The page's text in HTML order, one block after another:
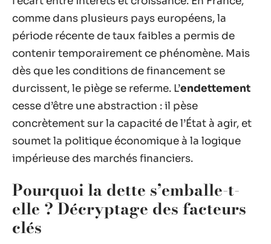
comme dans plusieurs pays européens, la
période récente de taux faibles a permis de
contenir temporairement ce phénomène. Mais
dès que les conditions de financement se
durcissent, le piège se referme. L’endettement
cesse d’être une abstraction : il pèse
concrètement sur la capacité de l’État à agir, et
soumet la politique économique à la logique
impérieuse des marchés financiers.
Pourquoi la dette s’emballe-t-
elle ? Décryptage des facteurs
clés